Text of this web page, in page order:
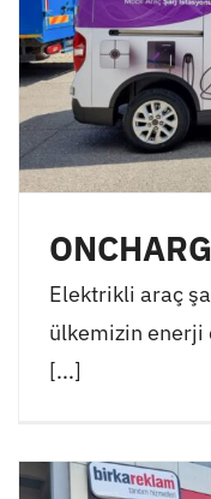
Elektrikli araç
ülkemizin enerji
[...]